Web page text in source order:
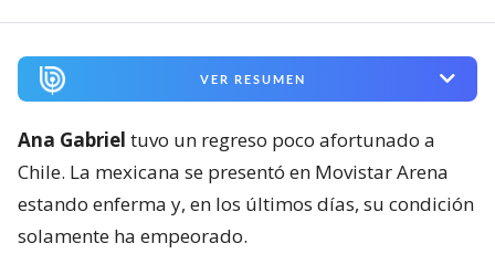
VER RESUMEN
Ana Gabriel tuvo un regreso poco afortunado a
Chile. La mexicana se presentó en Movistar Arena
estando enferma y, en los últimos días, su condición
solamente ha empeorado.